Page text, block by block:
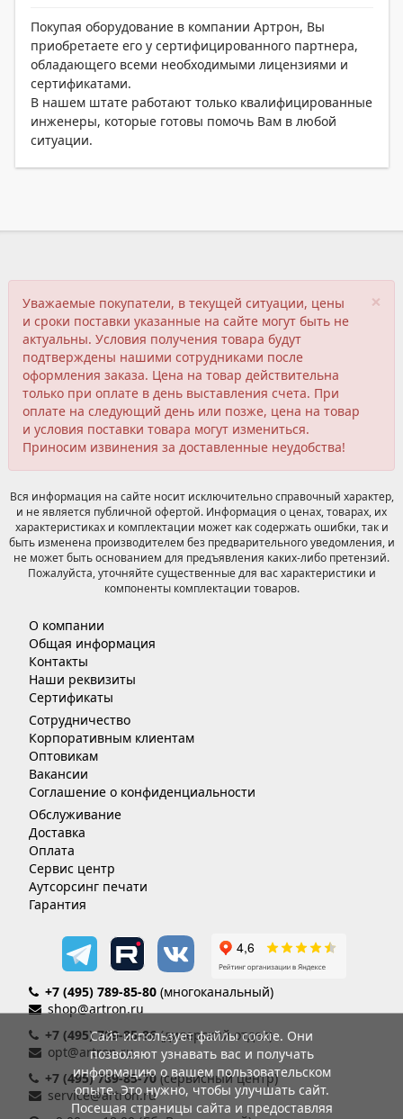
Покупая оборудование в компании Артрон, Вы
приобретаете его у сертифицированного партнера,
обладающего всеми необходимыми лицензиями и
сертификатами.
В нашем штате работают только квалифицированные
инженеры, которые готовы помочь Вам в любой
ситуации.
×
Уважаемые покупатели, в текущей ситуации, цены
и сроки поставки указанные на сайте могут быть не
актуальны. Условия получения товара будут
подтверждены нашими сотрудниками после
оформления заказа. Цена на товар действительна
только при оплате в день выставления счета. При
оплате на следующий день или позже, цена на товар
и условия поставки товара могут измениться.
Приносим извинения за доставленные неудобства!
Вся информация на сайте носит исключительно справочный характер,
и не является публичной офертой. Информация о ценах, товарах, их
характеристиках и комплектации может как содержать ошибки, так и
быть изменена производителем без предварительного уведомления, и
не может быть основанием для предъявления каких-либо претензий.
Пожалуйста, уточняйте существенные для вас характеристики и
компоненты комплектации товаров.
О компании
Общая информация
Контакты
Наши реквизиты
Сертификаты
Сотрудничество
Корпоративным клиентам
Оптовикам
Вакансии
Соглашение о конфиденциальности
Обслуживание
Доставка
Оплата
Сервис центр
Аутсорсинг печати
Гарантия
+7 (495) 789-85-80 (многоканальный)
shop@artron.ru
+7 (495) 789-85-86(дилерский отдел)
opt@artron.ru
+7 (495) 789-85-70 (сервисный центр)
service@artron.ru
Сайт использует файлы cookie. Они
позволяют узнавать вас и получать
информацию о вашем пользовательском
опыте. Это нужно, чтобы улучшать сайт.
Посещая страницы сайта и предоставляя